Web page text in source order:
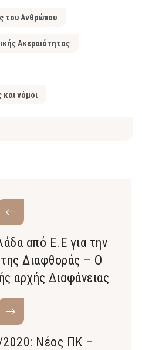
του Ανθρώπου
Ακεραιότητας
και νόμοι
από Ε.Ε για την
Διαφθοράς – Ο
αρχής Διαφάνειας
Νέος ΠΚ –